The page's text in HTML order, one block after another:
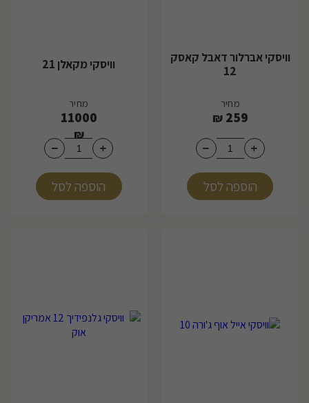
וויסקי אברלור דאבל קאסק
12
מחיר
259
₪
הוספה לסל
וויסקי מקאלן 21
מחיר
11000
₪
הוספה לסל